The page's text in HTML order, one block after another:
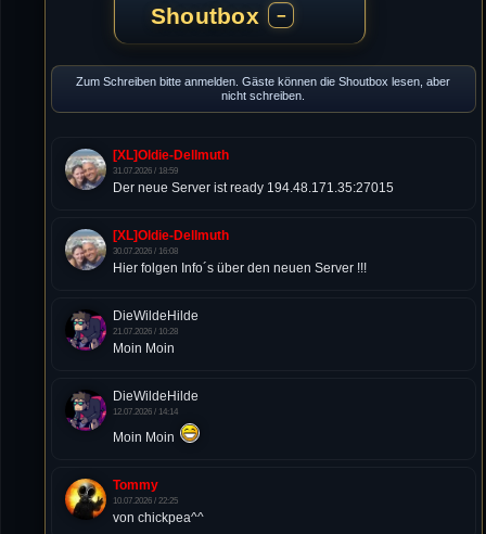
Shoutbox −
Zum Schreiben bitte anmelden. Gäste können die Shoutbox lesen, aber
nicht schreiben.
[XL]Oldie-Dellmuth
31.07.2026 / 18:59
Der neue Server ist ready 194.48.171.35:27015
[XL]Oldie-Dellmuth
30.07.2026 / 16:08
Hier folgen Info´s über den neuen Server !!!
DieWildeHilde
21.07.2026 / 10:28
Moin Moin
DieWildeHilde
12.07.2026 / 14:14
Moin Moin
Tommy
10.07.2026 / 22:25
von chickpea^^